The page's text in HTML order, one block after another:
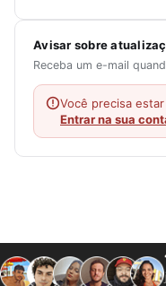
Avisar sobre
Receba um e-mail
Você precisa
Entrar na sua